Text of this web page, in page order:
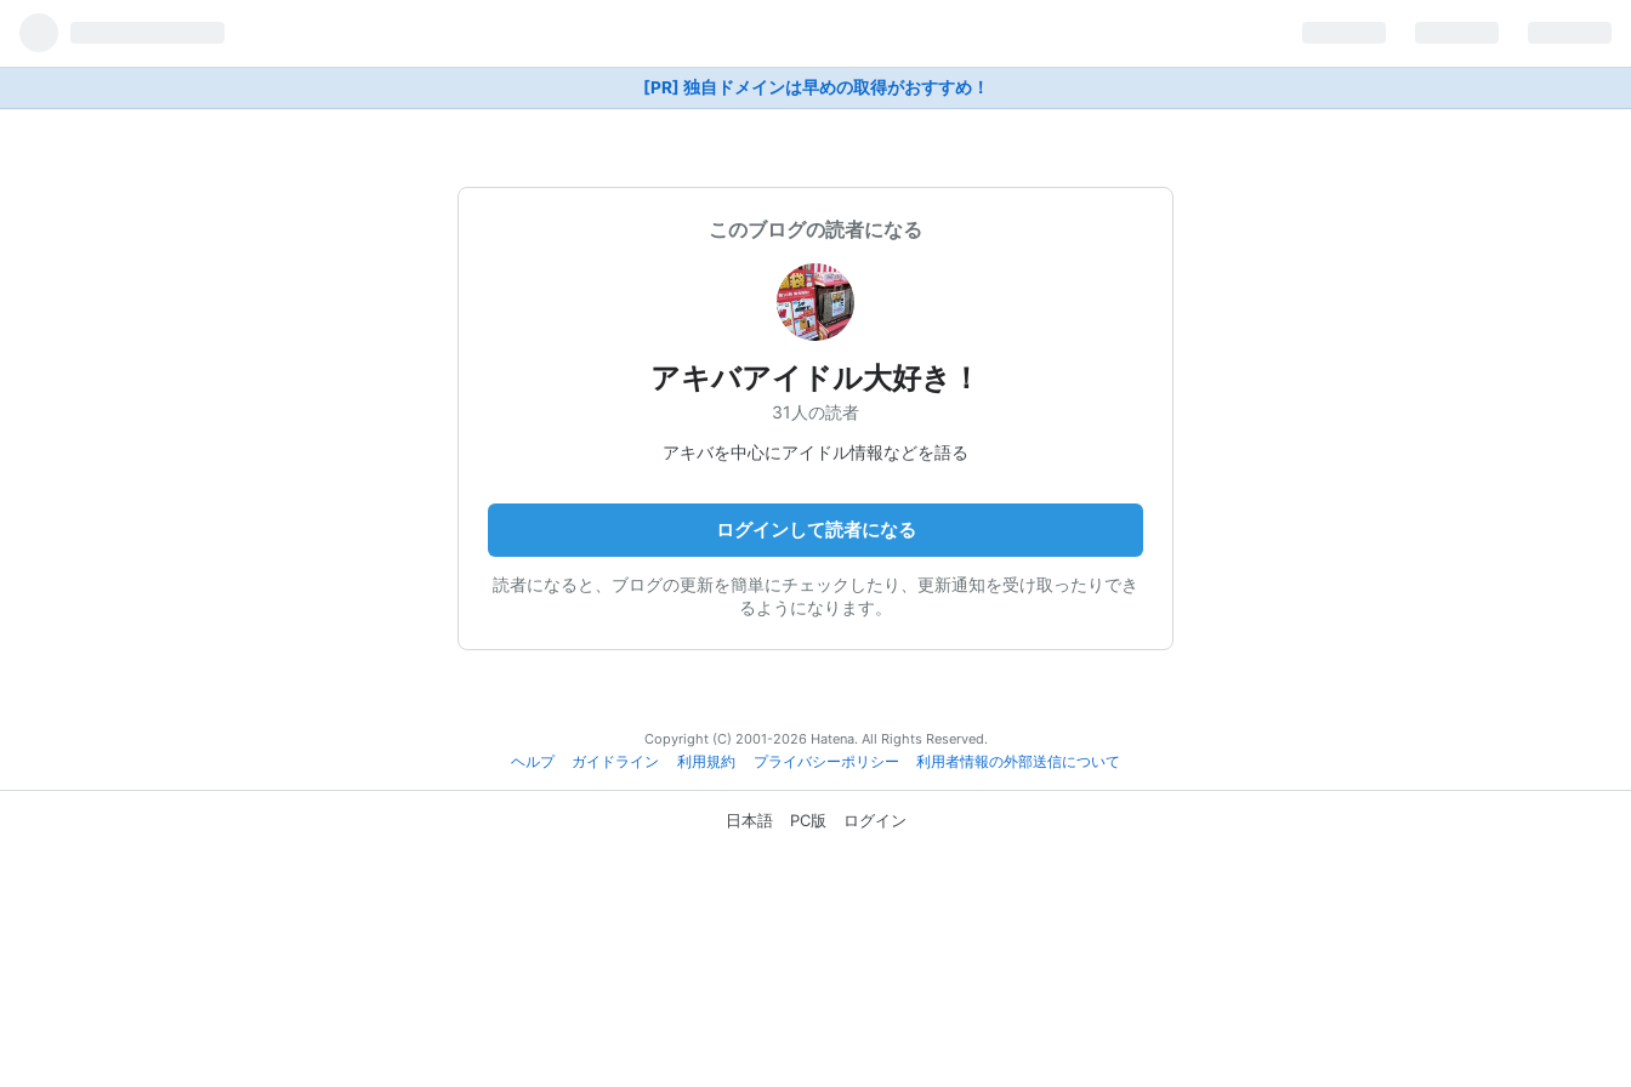
[PR] 独自ドメインは早めの取得がおすすめ！
このブログの読者になる
アキバアイドル大好き！
31人の読者
アキバを中心にアイドル情報などを語る
ログインして読者になる
読者になると、ブログの更新を簡単にチェックしたり、更新通知を受け取ったりでき
るようになります。
Copyright (C) 2001-2026 Hatena. All Rights Reserved.
ヘルプ
ガイドライン 利用規約 プライバシーポリシー 利用者情報の外部送信について
日本語 PC版 ログイン